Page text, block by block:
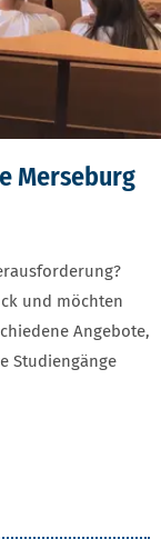
Merseburg
und möchten
Angebote,
Studiengänge